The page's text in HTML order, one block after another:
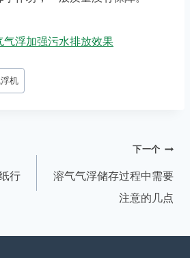
气浮加强污水排放效果
机
行
下一个
溶气气浮储存过程中需要
注意的几点